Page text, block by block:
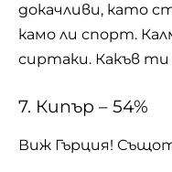
докачливи, като
камо ли спорт.
сиртаки. Какъв ти
7. Кипър – 54%
Виж Гърция!